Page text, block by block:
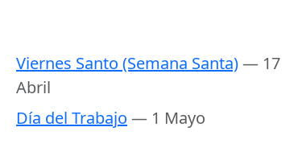
Viernes Santo (Semana Santa)— 17
Abril
Día del Trabajo — 1 Mayo